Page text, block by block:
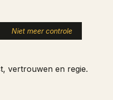
Niet meer controle
vertrouwen en regie.